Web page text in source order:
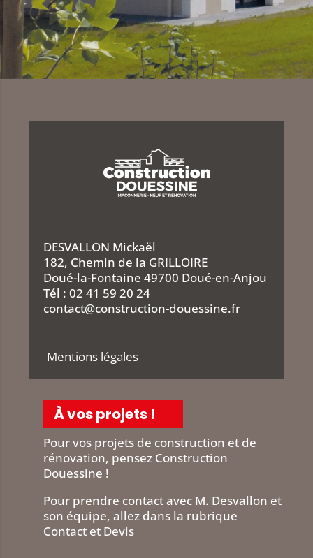
DESVALLON Mickaël
182, Chemin de la GRILLOIRE
Doué-la-Fontaine 49700 Doué-en-Anjou
Tél :02 41 59 20 24
contact@construction-douessine.fr
Mentions légales
À vos projets !
Pour vos projets de construction et de
rénovation, pensez Construction
Douessine !
Pour prendre contact avec M. Desvallon et
son équipe, allez dans la rubrique
Contact et Devis